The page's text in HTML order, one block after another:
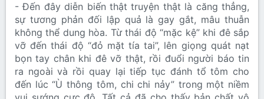
- Đến đây diễn biến thật truyện thật là căng thẳng,
sự tương phản đối lập quả là gay gắt, mâu thuẫn
không thể dung hòa. Từ thái độ “mặc kệ” khi đê sắp
vỡ đến thái độ “đỏ mặt tía tai”, lên giọng quát nạt
bọn tay chân khi đê vỡ thật, rồi đuổi người báo tin
ra ngoài và rồi quay lại tiếp tục đánh tổ tôm cho
đến lúc “Ù thông tôm, chi chi nảy” trong một niềm